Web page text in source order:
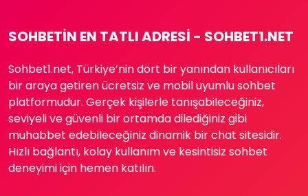
SOHBETIN EN TATLI ADRESI - SOHBET1.NET
Sohbet1.net, Türkiye’nin dört bir yanından kullanıcıları
bir araya getiren ücretsiz ve mobil uyumlu sohbet
platformudur. Gerçek kişilerle tanışabileceğiniz,
seviyeli ve güvenli bir ortamda dilediğiniz gibi
muhabbet edebileceğiniz dinamik bir chat sitesidir.
Hızlı bağlantı, kolay kullanım ve kesintisiz sohbet
deneyimi için hemen katılın.